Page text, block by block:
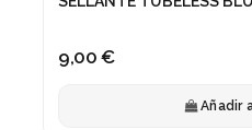
9,00 €
Añadir